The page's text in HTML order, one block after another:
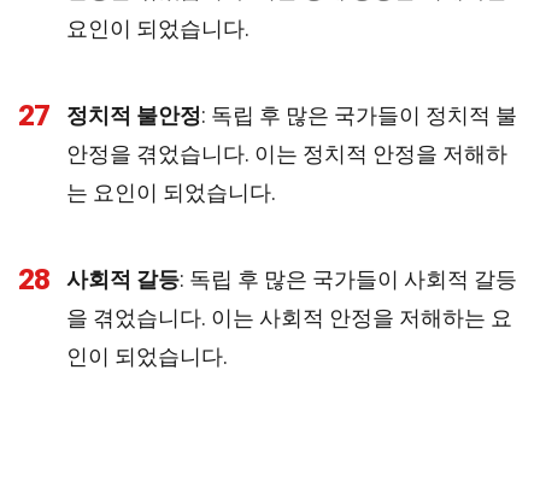
요인이 되었습니다.
27 정치적 불안정: 독립 후 많은 국가들이 정치적 불
안정을 겪었습니다. 이는 정치적 안정을 저해하
는 요인이 되었습니다.
28 사회적 갈등: 독립 후 많은 국가들이 사회적 갈등
을 겪었습니다. 이는 사회적 안정을 저해하는 요
인이 되었습니다.